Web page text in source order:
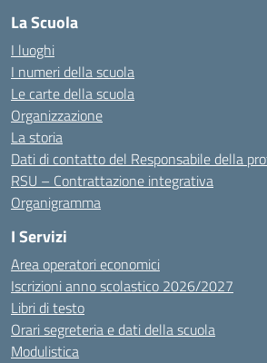
La Scuola
I luoghi
I numeri della scuola
Le carte della scuola
Organizzazione
La storia
Dati di contatto del Responsabile della
RSU – Contrattazione integrativa
Organigramma
I Servizi
Area operatori economici
Iscrizioni anno scolastico 2026/2027
Libri di testo
Orari segreteria e dati della scuola
Modulistica